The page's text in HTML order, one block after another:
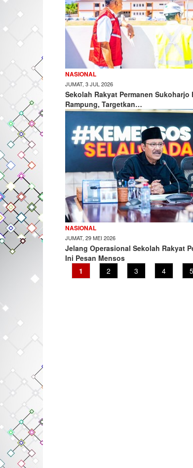
NASIONAL
JUMAT, 3 JUL 2026
Sekolah Rakyat Permanen Sukoharjo
Rampung, Targetkan…
NASIONAL
JUMAT, 29 MEI 2026
Jelang Operasional Sekolah Rakyat
Ini Pesan Mensos
Current
page
1 Page
2 Page
3 Page
4 5